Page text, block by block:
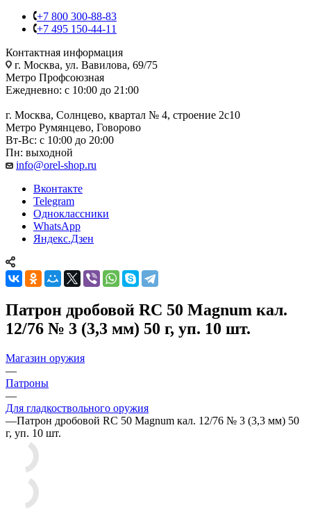
+7 800 300-88-83
+7 495 150-44-11
Контактная информация
г. Москва, ул. Вавилова, 69/75
Метро Профсоюзная
Ежедневно: с 10:00 до 21:00
г. Москва, Солнцево, квартал № 4, строение 2с10
Метро Румянцево, Говорово
Вт-Вс: с 10:00 до 20:00
Пн: выходной
info@orel-shop.ru
Вконтакте
Telegram
Одноклассники
WhatsApp
Яндекс.Дзен
Патрон дробовой RC 50 Magnum кал.
12/76 № 3 (3,3 мм) 50 г, уп. 10 шт.
Магазин оружия
—
Патроны
—
Для гладкоствольного оружия
—Патрон дробовой RC 50 Magnum кал. 12/76 № 3 (3,3 мм) 50
г, уп. 10 шт.